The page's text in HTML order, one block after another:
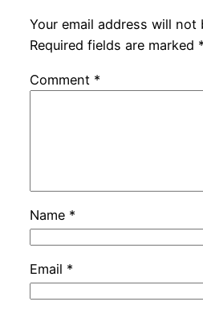
Your email address will not
Required fields are marked *
Comment *
Name *
Email *